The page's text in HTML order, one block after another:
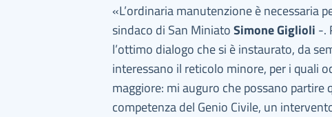
«L’ordinaria manutenzione è necessaria
sindaco di San MiniatoSimone Giglioli -.
l’ottimo dialogo che si è instaurato, da
interessano il reticolo minore, per i quali
maggiore: mi auguro che possano partire
competenza del Genio Civile, un